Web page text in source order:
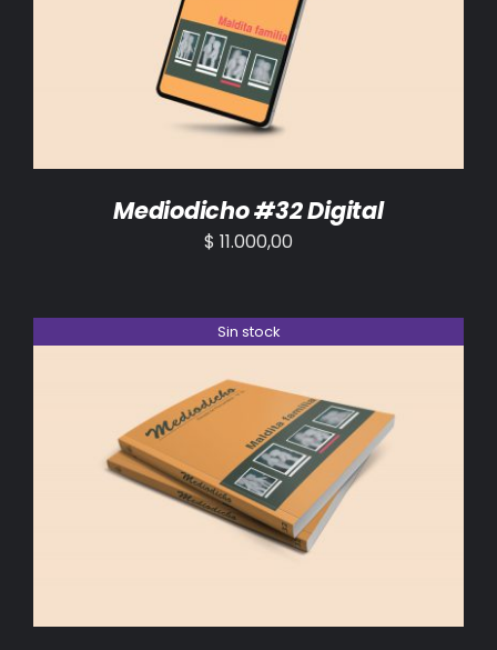
AÑADIR AL CARRITO /
Mediodicho #32 Digital
$ 11.000,00
Sin stock
DETALLES